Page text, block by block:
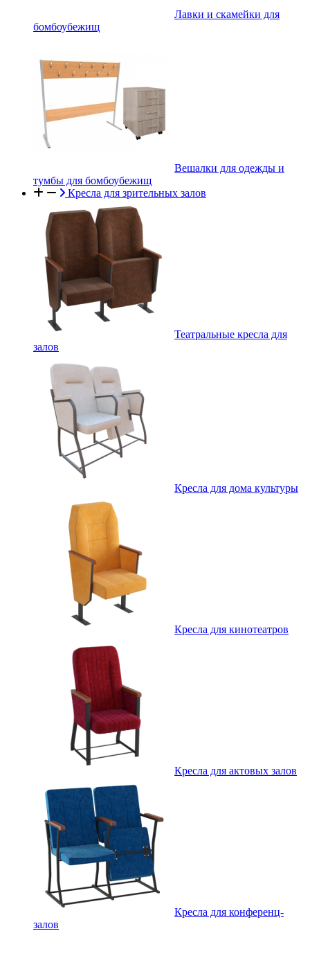
Лавки и скамейки для
бомбоубежищ
Вешалки для одежды и
тумбы для бомбоубежищ
Кресла для зрительных залов
Театральные кресла для
залов
Кресла для дома культуры
Кресла для кинотеатров
Кресла для актовых залов
Кресла для конференц-
залов